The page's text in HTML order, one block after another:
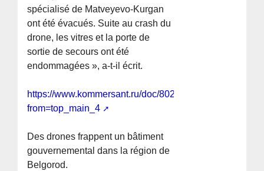
spécialisé de Matveyevo-Kurgan
ont été évacués. Suite au crash du
drone, les vitres et la porte de
sortie de secours ont été
endommagées », a-t-il écrit.
https://www.kommersant.ru/doc/8024751?
from=top_main_4
Des drones frappent un bâtiment
gouvernemental dans la région de
Belgorod.